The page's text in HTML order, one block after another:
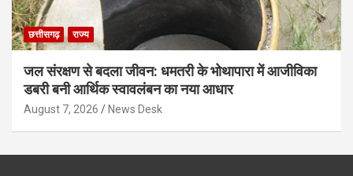
छत्तीसगढ़ राज्य
जल संरक्षण से बदला जीवन: धमतरी के भोथापारा में आजीविका
डबरी बनी आर्थिक स्वावलंबन का नया आधार
August 7, 2026 News Desk